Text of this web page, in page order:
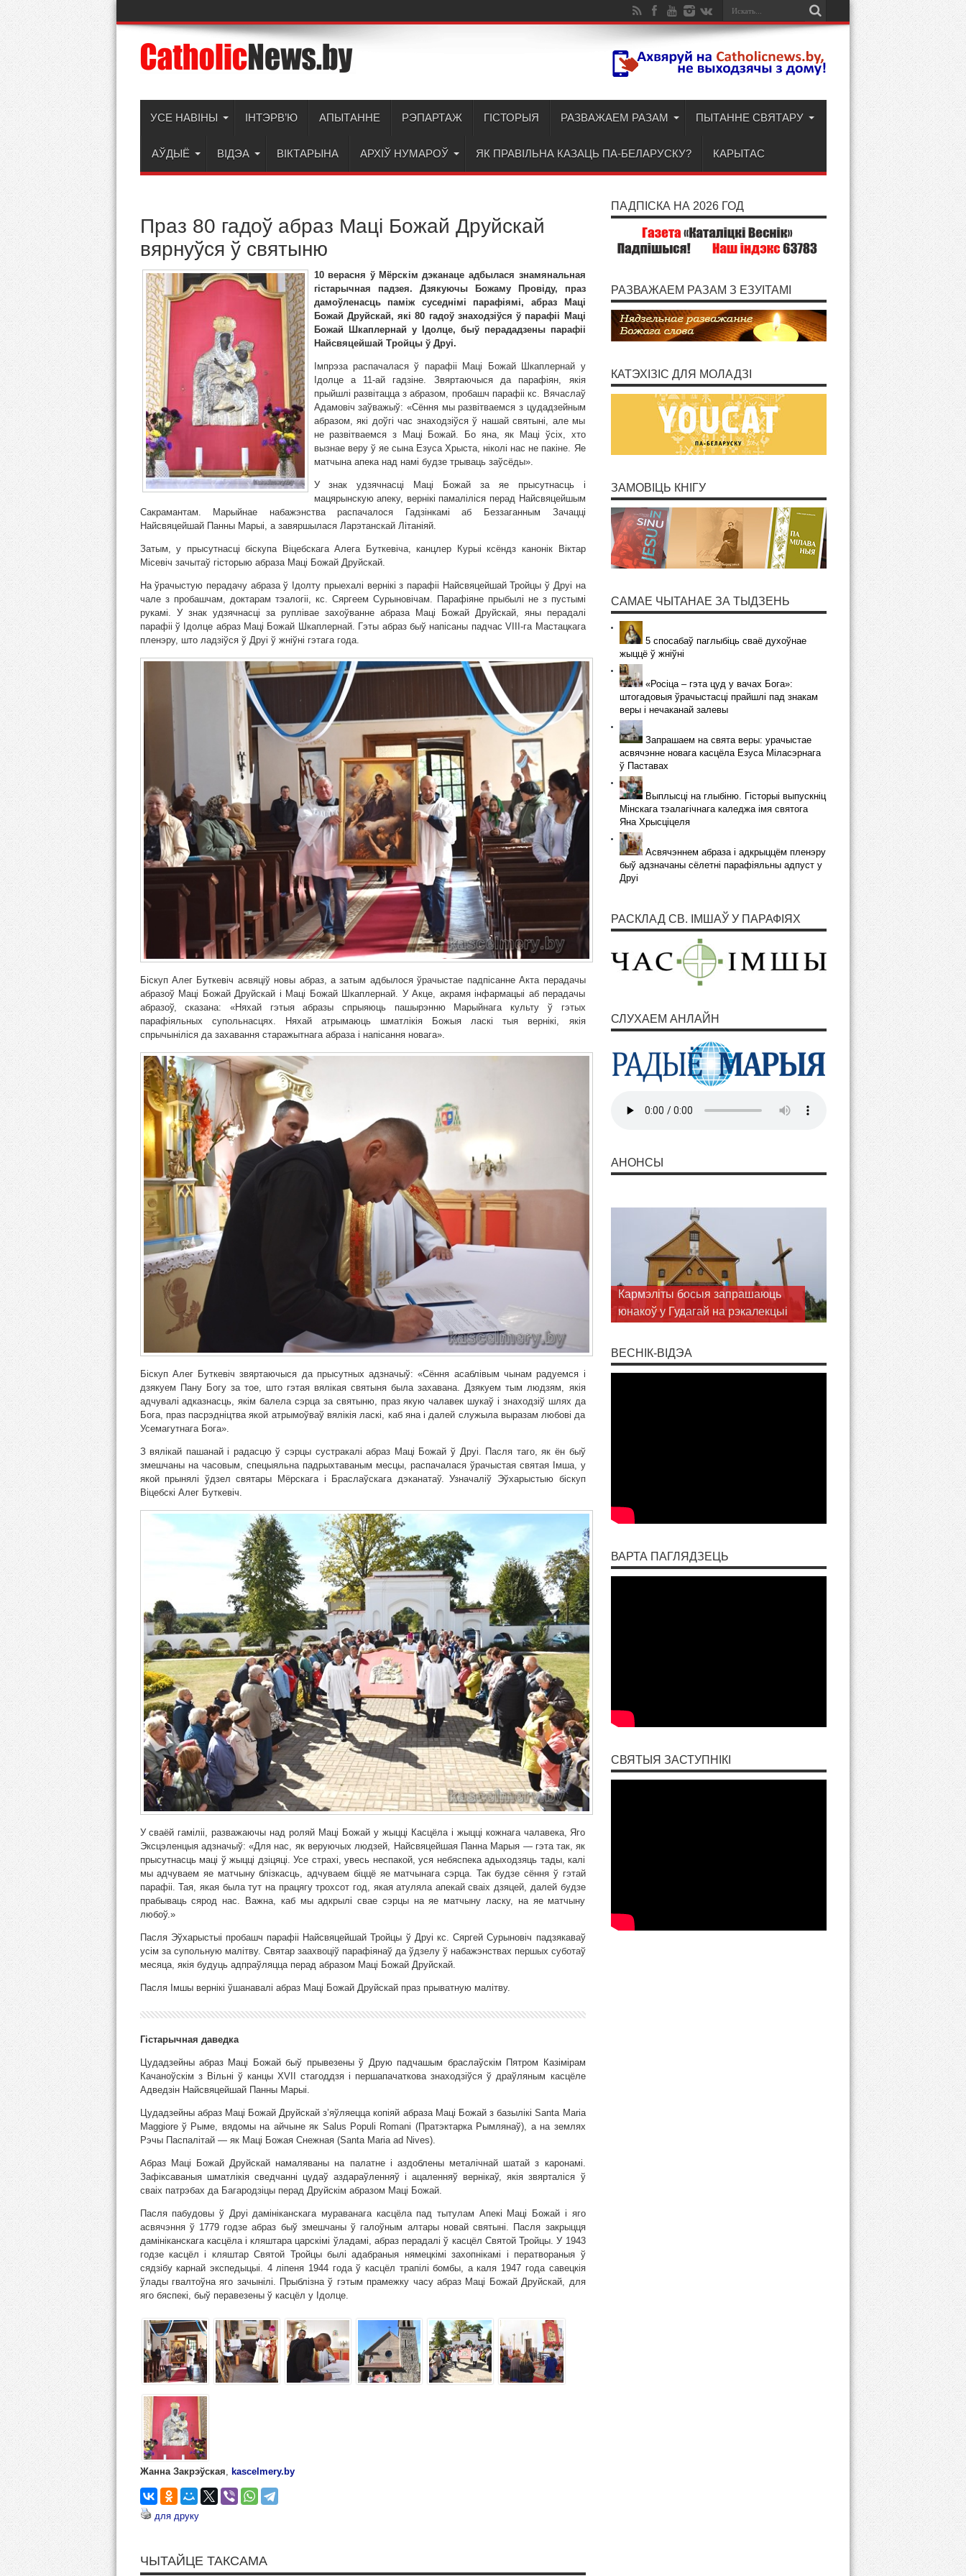
УСЕ НАВІНЫ ІНТЭРВ’Ю АПЫТАННЕ РЭПАРТАЖ ГІСТОРЫЯ РАЗВАЖАЕМ РАЗАМ ПЫТАННЕ СВЯТАРУ
АЎДЫЁ ВІДЭА ВІКТАРЫНА АРХІЎ НУМАРОЎ ЯК ПРАВІЛЬНА КАЗАЦЬ ПА-БЕЛАРУСКУ? КАРЫТАС
Праз 80 гадоў абраз Маці Божай Друйскай
вярнуўся ў святыню
10 верасня ў Мёрскім дэканаце адбылася знамянальная
гістарычная падзея. Дзякуючы Божаму Провіду, праз
дамоўленасць паміж суседнімі парафіямі, абраз Маці
Божай Друйскай, які 80 гадоў знаходзіўся ў парафіі Маці
Божай Шкаплернай у Ідолце, быў перададзены парафіі
Найсвяцейшай Тройцы ў Друі.
Імпрэза распачалася ў парафіі Маці Божай Шкаплернай у
Ідолце а 11-ай гадзіне. Звяртаючыся да парафіян, якія
прыйшлі развітацца з абразом, пробашч парафіі кс. Вячаслаў
Адамовіч заўважыў: «Сёння мы развітваемся з цудадзейным
абразом, які доўгі час знаходзіўся ў нашай святыні, але мы
не развітваемся з Маці Божай. Бо яна, як Маці ўсіх, хто
вызнае веру ў яе сына Езуса Хрыста, ніколі нас не пакіне. Яе
матчына апека над намі будзе трываць заўсёды».
У знак удзячнасці Маці Божай за яе прысутнасць і
мацярынскую апеку, вернікі памаліліся перад Найсвяцейшым
Сакрамантам. Марыйнае набажэнства распачалося Гадзінкамі аб Беззаганным Зачацці
Найсвяцейшай Панны Марыі, а завяршылася Ларэтанскай Літаніяй.
Затым, у прысутнасці біскупа Віцебскага Алега Буткевіча, канцлер Курыі ксёндз канонік Віктар
Місевіч зачытаў гісторыю абраза Маці Божай Друйскай.
На ўрачыстую перадачу абраза ў Ідолту прыехалі вернікі з парафіі Найсвяцейшай Тройцы ў Друі на
чале з пробашчам, доктарам тэалогіі, кс. Сяргеем Сурыновічам. Парафіяне прыбылі не з пустымі
рукамі. У знак удзячнасці за руплівае захоўванне абраза Маці Божай Друйскай, яны перадалі
парафіі ў Ідолце абраз Маці Божай Шкаплернай. Гэты абраз быў напісаны падчас VІІІ-га Мастацкага
пленэру, што ладзіўся ў Друі ў жніўні гэтага года.
Біскуп Алег Буткевіч асвяціў новы абраз, а затым адбылося ўрачыстае падпісанне Акта перадачы
абразоў Маці Божай Друйскай і Маці Божай Шкаплернай. У Акце, акрамя інфармацыі аб перадачы
абразоў, сказана: «Няхай гэтыя абразы спрыяюць пашырэнню Марыйнага культу ў гэтых
парафіяльных супольнасцях. Няхай атрымаюць шматлікія Божыя ласкі тыя вернікі, якія
спрычыніліся да захавання старажытнага абраза і напісання новага».
Біскуп Алег Буткевіч звяртаючыся да прысутных адзначыў: «Сёння асаблівым чынам радуемся і
дзякуем Пану Богу за тое, што гэтая вялікая святыня была захавана. Дзякуем тым людзям, якія
адчувалі адказнасць, якім балела сэрца за святыню, праз якую чалавек шукаў і знаходзіў шлях да
Бога, праз пасрэдніцтва якой атрымоўваў вялікія ласкі, каб яна і далей служыла выразам любові да
Усемагутнага Бога».
З вялікай пашанай і радасцю ў сэрцы сустракалі абраз Маці Божай ў Друі. Пасля таго, як ён быў
змешчаны на часовым, спецыяльна падрыхтаваным месцы, распачалася ўрачыстая святая Імша, у
якой прынялі ўдзел святары Мёрскага і Браслаўскага дэканатаў. Узначаліў Эўхарыстыю біскуп
Віцебскі Алег Буткевіч.
У сваёй гаміліі, разважаючы над роляй Маці Божай у жыцці Касцёла і жыцці кожнага чалавека, Яго
Эксцэленцыя адзначыў: «Для нас, як веруючых людзей, Найсвяцейшая Панна Марыя — гэта так, як
прысутнасць маці ў жыцці дзіцяці. Усе страхі, увесь неспакой, уся небяспека адыходзяць тады, калі
мы адчуваем яе матчыну блізкасць, адчуваем біццё яе матчынага сэрца. Так будзе сёння ў гэтай
парафіі. Тая, якая была тут на працягу трохсот год, якая атуляла апекай сваіх дзяцей, далей будзе
прабываць сярод нас. Важна, каб мы адкрылі свае сэрцы на яе матчыну ласку, на яе матчыну
любоў.»
Пасля Эўхарыстыі пробашч парафіі Найсвяцейшай Тройцы ў Друі кс. Сяргей Сурыновіч падзякаваў
усім за супольную малітву. Святар заахвоціў парафіянаў да ўдзелу ў набажэнствах першых суботаў
месяца, якія будуць адпраўляцца перад абразом Маці Божай Друйскай.
Пасля Імшы вернікі ўшанавалі абраз Маці Божай Друйскай праз прыватную малітву.
Гістарычная даведка
Цудадзейны абраз Маці Божай быў прывезены ў Друю падчашым браслаўскім Пятром Казімірам
Качаноўскім з Вільні ў канцы ХVІІ стагоддзя і першапачаткова знаходзіўся ў драўляным касцёле
Адведзін Найсвяцейшай Панны Марыі.
Цудадзейны абраз Маці Божай Друйскай з’яўляецца копіяй абраза Маці Божай з базылікі Santa Maria
Maggiore ў Рыме, вядомы на айчыне як Salus Populi Romani (Пратэктарка Рымлянаў), а на землях
Рэчы Паспалітай — як Маці Божая Снежная (Santa Maria ad Nives).
Абраз Маці Божай Друйскай намаляваны на палатне і аздоблены металічнай шатай з каронамі.
Зафіксаваныя шматлікія сведчанні цудаў аздараўленняў і ацаленняў вернікаў, якія звярталіся ў
сваіх патрэбах да Багародзіцы перад Друйскім абразом Маці Божай.
Пасля пабудовы ў Друі дамініканскага мураванага касцёла пад тытулам Апекі Маці Божай і яго
асвячэння ў 1779 годзе абраз быў змешчаны ў галоўным алтары новай святыні. Пасля закрыцця
дамініканскага касцёла і кляштара царскімі ўладамі, абраз перадалі ў касцёл Святой Тройцы. У 1943
годзе касцёл і кляштар Святой Тройцы былі адабраныя нямецкімі захопнікамі і ператвораныя ў
сядзібу карнай экспедыцыі. 4 ліпеня 1944 года ў касцёл трапілі бомбы, а каля 1947 года савецкія
ўлады гвалтоўна яго зачынілі. Прыблізна ў гэтым прамежку часу абраз Маці Божай Друйскай, для
яго бяспекі, быў перавезены ў касцёл у Ідолце.
Жанна Закрэўская kascelmery.by
для друку
ЧЫТАЙЦЕ ТАКСАМА
ПАДПІСКА НА 2026 ГОД
РАЗВАЖАЕМ РАЗАМ З ЕЗУІТАМІ
КАТЭХІЗІС ДЛЯ МОЛАДЗІ
ЗАМОВІЦЬ КНІГУ
САМАЕ ЧЫТАНАЕ ЗА ТЫДЗЕНЬ
5 спосабаў паглыбіць сваё духоўнае
жыццё ў жніўні
«Росіца – гэта цуд у вачах Бога»:
штогадовыя ўрачыстасці прайшлі пад знакам
веры і нечаканай залевы
Запрашаем на свята веры: урачыстае
асвячэнне новага касцёла Езуса Міласэрнага
ў Паставах
Выплысці на глыбіню. Гісторыі выпускніц
Мінскага тэалагічнага каледжа імя святога
Яна Хрысціцеля
Асвячэннем абраза і адкрыццём пленэру
быў адзначаны сёлетні парафіяльны адпуст у
Друі
РАСКЛАД СВ. ІМШАЎ У ПАРАФІЯХ
СЛУХАЕМ АНЛАЙН
АНОНСЫ
Запрашаем разам з Марыяй
шукаць Волі Божай у пілігрымцы
ў Браслаў
ВЕСНІК-ВІДЭА
ВАРТА ПАГЛЯДЗЕЦЬ
СВЯТЫЯ ЗАСТУПНІКІ